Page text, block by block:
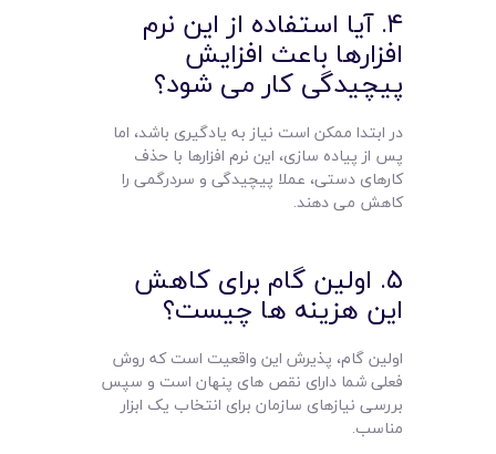
۴. آیا استفاده از این نرم
افزارها باعث افزایش
پیچیدگی کار می شود؟
در ابتدا ممکن است نیاز به یادگیری باشد، اما
پس از پیاده سازی، این نرم افزارها با حذف
کارهای دستی، عملا پیچیدگی و سردرگمی را
کاهش می دهند.
۵. اولین گام برای کاهش
این هزینه ها چیست؟
اولین گام، پذیرش این واقعیت است که روش
فعلی شما دارای نقص های پنهان است و سپس
بررسی نیازهای سازمان برای انتخاب یک ابزار
مناسب.